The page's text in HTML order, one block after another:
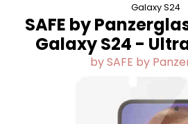
Galaxy S24
SAFE by
Galaxy S24 -
by SAFE by